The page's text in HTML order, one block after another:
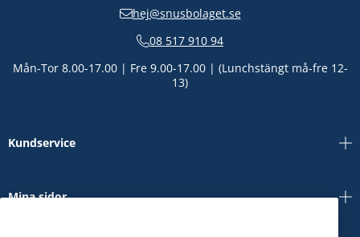
hej@snusbolaget.se
08 517 910 94
Mån-Tor 8.00-17.00 | Fre 9.00-17.00 | (Lunchstängt må-fre 12-
13)
Kundservice
Mina sidor